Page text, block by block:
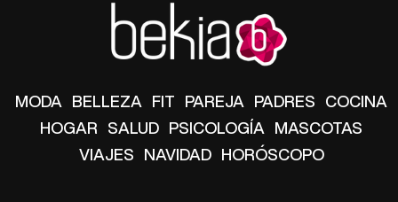
MODA BELLEZA FIT PAREJA PADRES COCINA
HOGAR SALUD PSICOLOGÍA MASCOTAS
VIAJES NAVIDAD HORÓSCOPO